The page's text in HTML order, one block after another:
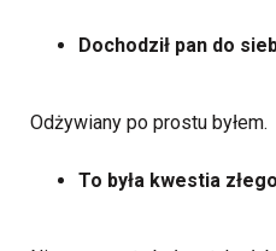
Dochodził pan do
Odżywiany po prostu byłem.
To była kwestia